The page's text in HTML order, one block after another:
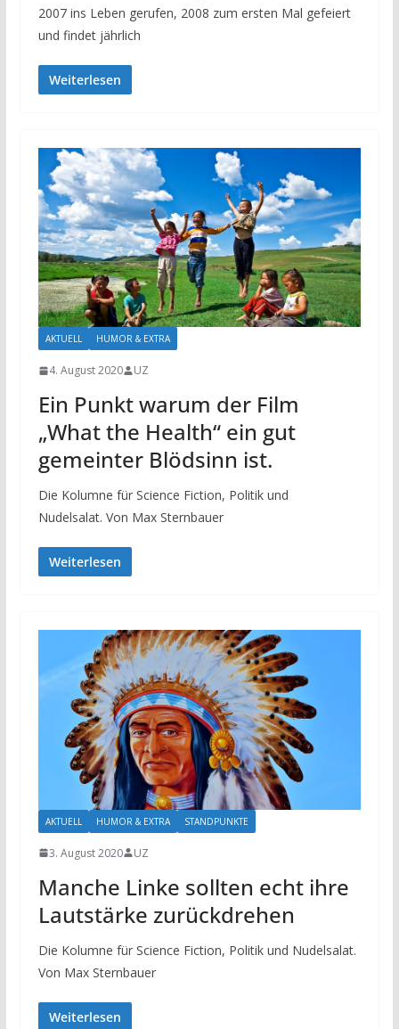
2007 ins Leben gerufen, 2008 zum ersten Mal gefeiert
und findet jährlich
Weiterlesen
AKTUELL HUMOR & EXTRA
4. August 2020 UZ
Ein Punkt warum der Film
„What the Health“ ein gut
gemeinter Blödsinn ist.
Die Kolumne für Science Fiction, Politik und
Nudelsalat. Von Max Sternbauer
Weiterlesen
AKTUELL HUMOR & EXTRA STANDPUNKTE
3. August 2020 UZ
Manche Linke sollten echt ihre
Lautstärke zurückdrehen
Die Kolumne für Science Fiction, Politik und Nudelsalat.
Von Max Sternbauer
Weiterlesen